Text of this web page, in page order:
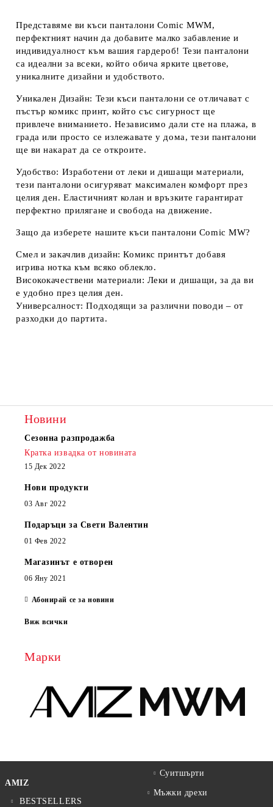
Представяме викъси панталони Comic MWM,
перфектният начин да добавите малко забавление и
индивидуалност към вашия гардероб! Тези панталони
са идеални за всеки, който обича ярките цветове,
уникалните дизайни и удобството.
Уникален Дизайн: Тези къси панталони се отличават с
пъстър комикс принт, който със сигурност ще
привлече вниманието. Независимо дали сте на плажа, в
града или просто се излежавате у дома, тези панталони
ще ви накарат да се откроите.
Удобство: Изработени от леки и дишащи материали,
тези панталони осигуряват максимален комфорт през
целия ден. Еластичният колан и връзките гарантират
перфектно прилягане и свобода на движение.
Защо да изберете нашите къси панталони Comic MW?
Смел и закачлив дизайн: Комикс принтът добавя
игрива нотка към всяко облекло.
Висококачествени материали: Леки и дишащи, за да ви
е удобно през целия ден.
Универсалност: Подходящи за различни поводи – от
разходки до партита.
Новини
Сезонна разпродажба
Кратка извадка от новината
15 Дек 2022
Нови продукти
03 Авг 2022
Подаръци за Свети Валентин
01 Фев 2022
Магазинът е отворен
06 Яну 2021
Абонирай се за новини
Виж всички
Марки
AMIZ
BESTSELLERS
Суитшърти
Мъжки дрехи